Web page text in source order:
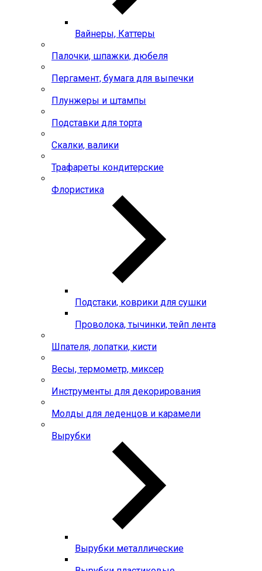
Вайнеры, Каттеры
Палочки, шпажки, дюбеля
Пергамент, бумага для выпечки
Плунжеры и штампы
Подставки для торта
Скалки, валики
Трафареты кондитерские
Флористика
Подстаки, коврики для сушки
Проволока, тычинки, тейп лента
Шпателя, лопатки, кисти
Весы, термометр, миксер
Инструменты для декорирования
Молды для леденцов и карамели
Вырубки
Вырубки металлические